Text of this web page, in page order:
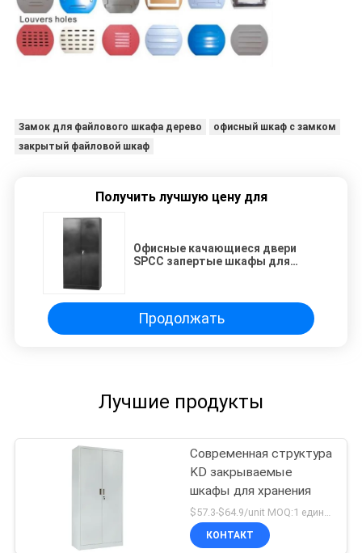
Замок для файлового шкафа дерево
офисный шкаф с замком
закрытый файловой шкаф
Получить лучшую цену для
Офисные качающиеся двери
SPCC запертые шкафы для
Продолжать
Лучшие продукты
Современная структура
KD закрываемые
шкафы для хранения
$57.3-$64.9/unit MOQ:1 единицы
КОНТАКТ